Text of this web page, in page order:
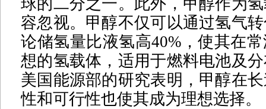
球的二分之一。此外，甲醇作为
容忽视。甲醇不仅可以通过氢气
论储氢量比液氢高40%，使其在
想的氢载体，适用于燃料电池及
美国能源部的研究表明，甲醇在
性和可行性也使其成为理想选择。